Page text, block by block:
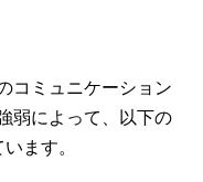
コミュニケーション
弱によって、以下の
ます。